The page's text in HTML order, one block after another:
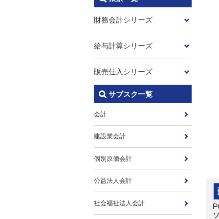
財務会計シリーズ
給与計算シリーズ
販売仕入シリーズ
サブスク一覧
会計
建設業会計
個別原価会計
公益法人会計
社会福祉法人会計